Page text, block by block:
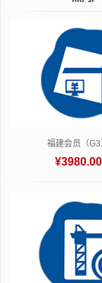
福建会员（G3
¥3980.00